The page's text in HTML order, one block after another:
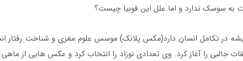
به سوسک ندارد و اما علل این فوبیا چیست؟
در تکامل انسان دارد(مکس پلانک) موسس علوم مغزی و شناخت رفتار
جالبی را آغاز کرد. وی تعدادی نوزاد را انتخاب کرد و عکس هایی از